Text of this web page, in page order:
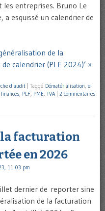
entreprises. Bruno Le
a esquissé un calendrier de
de la
calendrier (PLF 2024)’ »
d'audit Taggé Dématérialisation, e-
, PLF, PME, TVA 2 commentaires
facturation
en 2026
11:03 pm
dernier de reporter sine
de la facturation